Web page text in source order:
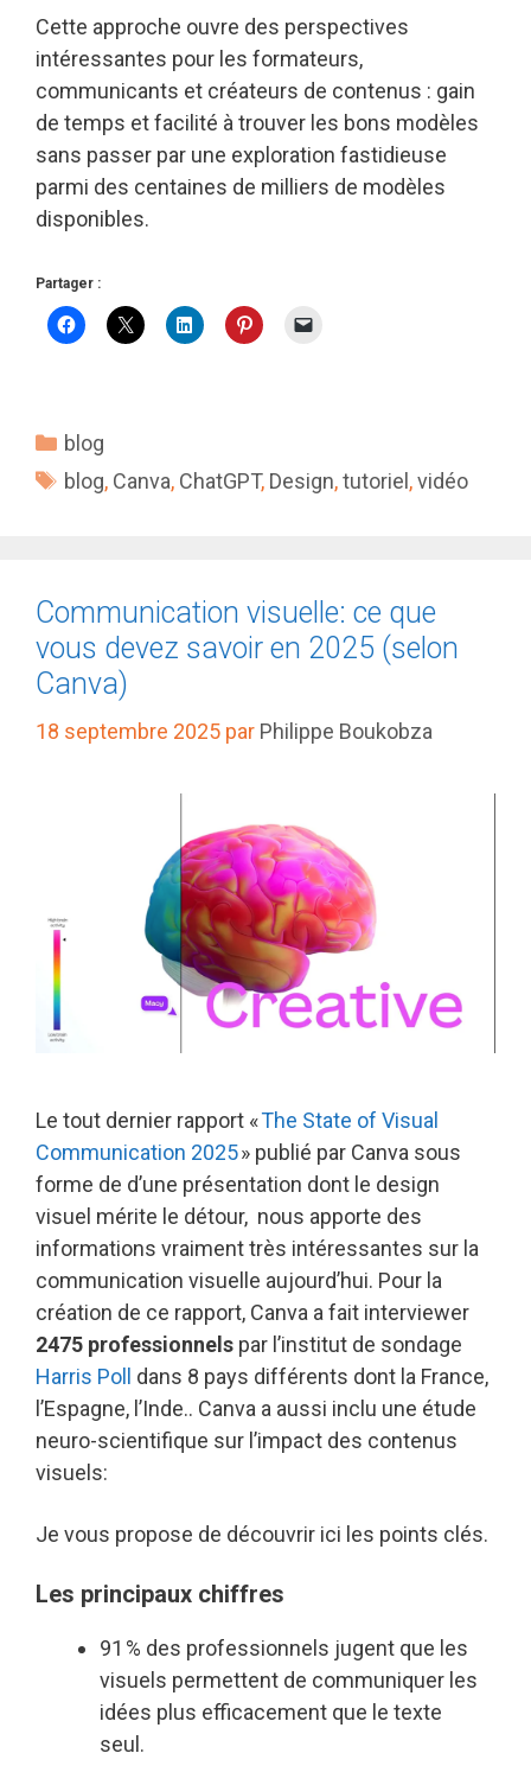
Cette approche ouvre des perspectives
intéressantes pour les formateurs,
communicants et créateurs de contenus : gain
de temps et facilité à trouver les bons modèles
sans passer par une exploration fastidieuse
parmi des centaines de milliers de modèles
disponibles.
Partager :
Catégories
blog
Étiquettes
blog, Canva, ChatGPT, Design,tutoriel ,vidéo
Communication visuelle: ce que
vous devez savoir en 2025 (selon
Canva)
18 septembre 2025 par Philippe Boukobza
Le tout dernier rapport «The State of Visual
Communication 2025» publié par Canva sous
forme de d’une présentation dont le design
visuel mérite le détour, nous apporte des
informations vraiment très intéressantes sur la
communication visuelle aujourd’hui. Pour la
création de ce rapport, Canva a fait interviewer
2475 professionnels par l’institut de sondage
Harris Poll dans 8 pays différents dont la France,
l’Espagne, l’Inde.. Canva a aussi inclu une étude
neuro-scientifique sur l’impact des contenus
visuels:
Je vous propose de découvrir ici les points clés.
Les principaux chiffres
91 % des professionnels jugent que les
visuels permettent de communiquer les
idées plus efficacement que le texte
seul.